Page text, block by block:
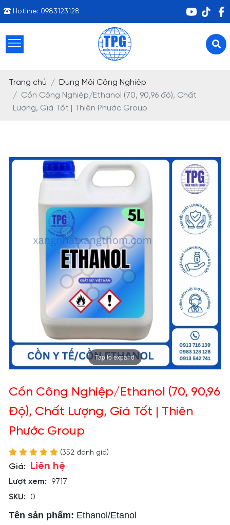
Hotline: 0983123128
Trang chủ
Dung Môi Công Nghiệp
Cồn Công Nghiệp/Ethanol (70, 90,96 độ), Chất
Lượng, Giá Tốt | Thiên Phước Group
Tap to expand
Cồn Công Nghiệp/Ethanol (70, 90,96
Độ), Chất Lượng, Giá Tốt | Thiên
Phước Group
(352 đánh giá)
Giá: Liên hệ
Lượt xem:
9717
SKU: 0
Tên sản phẩm: Ethanol/Etanol